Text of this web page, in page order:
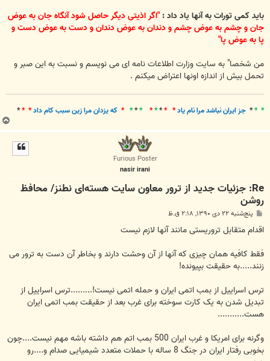
باید کمی تورات به آنها یاد داد : "اگر اذیتى دیگر حاصل شود آنگاه جان به عوض
جان و چشم به عوض چشم و دندان به عوض دندان و دست به عوض دست و
پا به عوض پا"
من شخصا" به سایت وزارت اطلاعات نامه ای می نویسم و نسبت به این صبر و
تحمل بیش از اندازه اونها اعتراض میکنم .
* *
* جز ايران نباشد مرا نام ياد* *
*
*
*
*
*
*
* که يزدان مرا زين سبب کام داد* *
*
ب
ا
Furious Poster
nasir irani
Re: جزئیات جدید از ترور معاون سایت هسته‌ای نطنز/ محافظ
روشن
پ
ت
پنج‌شنبه ۲۲ دی ۱۳۹۰, ۲:۱۸ ق.ظ
اقدام متقابل تروریستی مانند آنها لازم نیست
فقط کافیه همان چیزی که آنها از آن وحشت دارند و بخاطر آن دست به ترور می
زنند.....به حقیقت بپیونده!
ترس اسراییل از بمب اتمی ایران و حمله اتمی نیست!.........ترس اسراییل از
تبدیل شدن به یک کارت سوخته برای غرب بعد از حقیقت بمب اتمی ایران
هست...........
وگرنه برای امریکا و غرب ایران 500 بمب اتم هم داشته باشه مهم نیست....چون
بخوبی رفتار ایران در جنگ 8 ساله با حملات متعدد شیمیایی صدام و....رو